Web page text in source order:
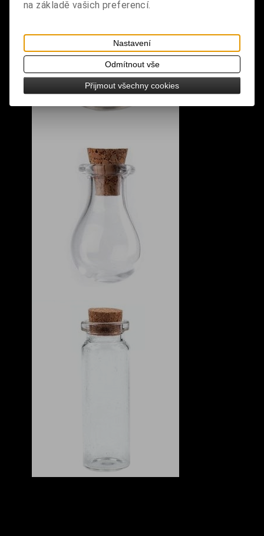
na základě vašich preferencí.
Nastavení
Odmítnout vše
Přijmout všechny cookies